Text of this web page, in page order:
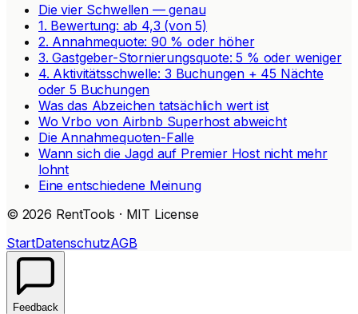
Die vier Schwellen — genau
1. Bewertung: ab 4,3 (von 5)
2. Annahmequote: 90 % oder höher
3. Gastgeber-Stornierungsquote: 5 % oder weniger
4. Aktivitätsschwelle: 3 Buchungen + 45 Nächte
oder 5 Buchungen
Was das Abzeichen tatsächlich wert ist
Wo Vrbo von Airbnb Superhost abweicht
Die Annahmequoten-Falle
Wann sich die Jagd auf Premier Host nicht mehr
lohnt
Eine entschiedene Meinung
© 2026 RentTools · MIT License
StartDatenschutzAGB
Feedback